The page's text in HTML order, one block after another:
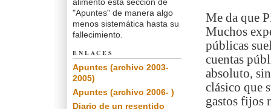
Me da que
Muchos
públicas
cuentas
absoluto,
clásico que
gastos fijos
"Apuntes" de manera algo
menos sistemática hasta su
fallecimiento.
ENLACES
Apuntes (archivo 2003-
2005)
Apuntes (archivo 2006- )
Diario de un resentido